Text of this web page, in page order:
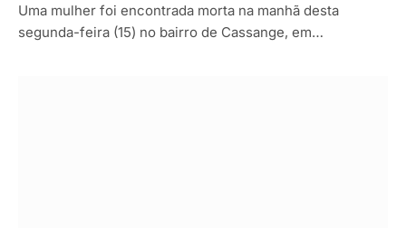
Uma mulher foi encontrada morta na manhã desta
segunda-feira (15) no bairro de Cassange, em…